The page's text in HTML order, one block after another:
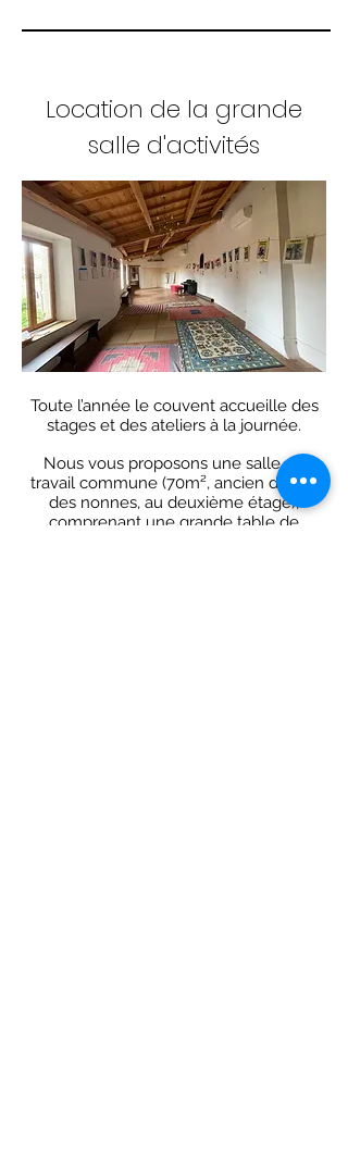
Location de la grande
salle d'activités
Toute l’année le couvent accueille des
stages et des ateliers à la journée.
Nous vous proposons une salle de
travail commune (70m², ancien dortoir
des nonnes, au deuxième étage),
comprenant une grande table de